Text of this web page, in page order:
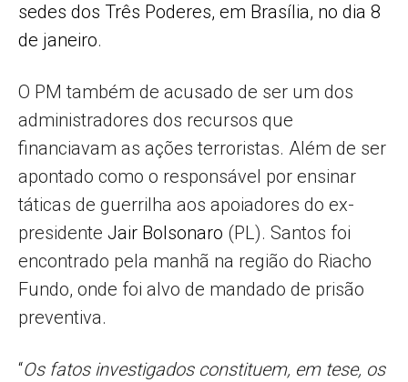
sedes dos Três Poderes, em Brasília, no dia 8
de janeiro.
O PM também de acusado de ser um dos
administradores dos recursos que
financiavam as ações terroristas. Além de ser
apontado como o responsável por ensinar
táticas de guerrilha aos apoiadores do ex-
presidente Jair Bolsonaro (PL). Santos foi
encontrado pela manhã na região do Riacho
Fundo, onde foi alvo de mandado de prisão
preventiva.
“Os fatos investigados constituem, em tese, os